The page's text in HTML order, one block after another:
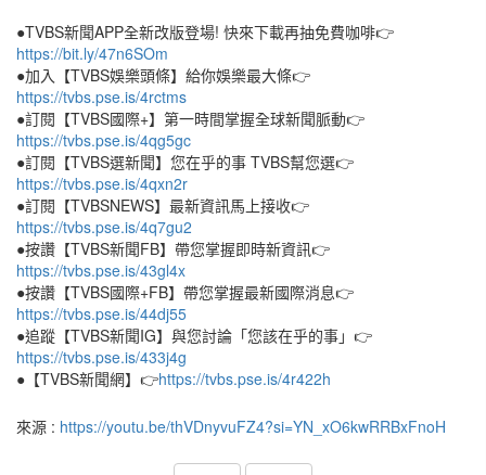
●TVBS新聞APP全新改版登場! 快來下載再抽免費咖啡👉
https://bit.ly/47n6SOm
●加入【TVBS娛樂頭條】給你娛樂最大條👉
https://tvbs.pse.is/4rctms
●訂閱【TVBS國際+】第一時間掌握全球新聞脈動👉
https://tvbs.pse.is/4qg5gc
●訂閱【TVBS選新聞】您在乎的事 TVBS幫您選👉
https://tvbs.pse.is/4qxn2r
●訂閱【TVBSNEWS】最新資訊馬上接收👉
https://tvbs.pse.is/4q7gu2
●按讚【TVBS新聞FB】帶您掌握即時新資訊👉
https://tvbs.pse.is/43gl4x
●按讚【TVBS國際+FB】帶您掌握最新國際消息👉
https://tvbs.pse.is/44dj55
●追蹤【TVBS新聞IG】與您討論「您該在乎的事」👉
https://tvbs.pse.is/433j4g
●【TVBS新聞網】👉https://tvbs.pse.is/4r422h
來源 : https://youtu.be/thVDnyvuFZ4?si=YN_xO6kwRRBxFnoH